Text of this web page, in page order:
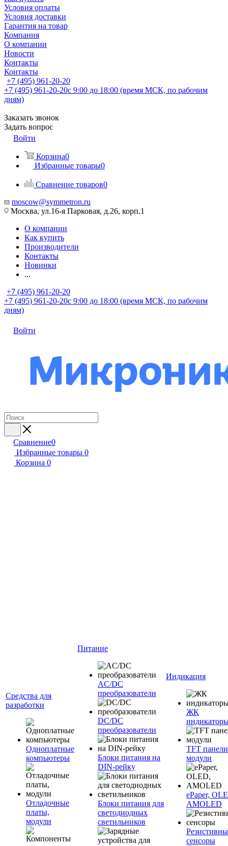
Условия оплаты
Условия доставки
Гарантия на товар
Компания
О компании
Новости
Контакты
Контакты
+7 (495) 961-20-20
+7 (495) 961-20-20с 9:00 до 18:00 (время МСК, по рабочим
дням)
Заказать звонок
Задать вопрос
Войти
Корзина0
Избранные товары0
Сравнение товаров0
moscow@symmetron.ru
Москва, ул.16-я Парковая, д.26, корп.1
О компании
Как купить
Производители
Контакты
Новинки
...
+7 (495) 961-20-20
+7 (495) 961-20-20с 9:00 до 18:00 (время МСК, по рабочим
дням)
Войти
Сравнение0
Избранные товары 0
Корзина 0
Средства для
разработки
Одноплатные
компьютеры
Отладочные
платы,
модули
Питание
AC/DC
преобразователи
DC/DC
преобразователи
Блоки питания на
DIN-рейку
Блоки питания для
светодиодных
светильников
Индикация
ЖК
TFT
модули
ePaper,
AMOLED
сенсоры